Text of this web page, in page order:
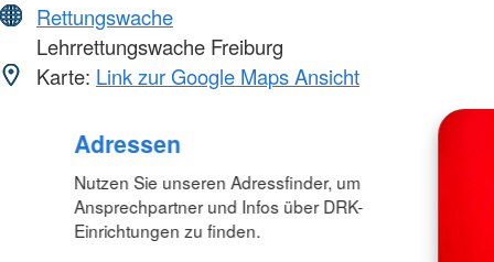
Rettungswache
Lehrrettungswache Freiburg
Karte: Link zur Google Maps Ansicht
Adressen
Nutzen Sie unseren Adressfinder, um
Ansprechpartner und Infos über DRK-
Einrichtungen zu finden.